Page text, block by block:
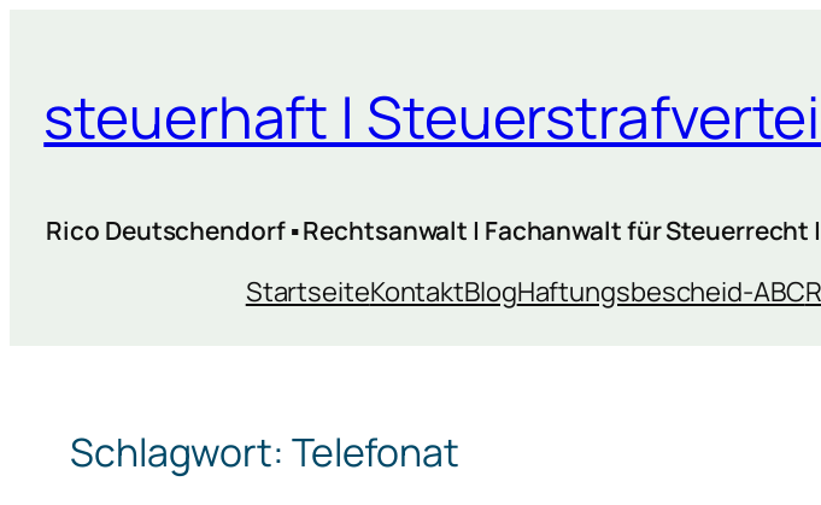
springen
steuerhaft |
Rico Deutschendorf ▪ Rechtsanwalt | Fachanwalt für
StartseiteKontaktBlogHaftungsbescheid-ABC
Schlagwort: Telefonat